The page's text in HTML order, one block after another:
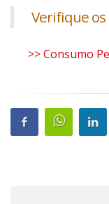
Verifique os
>> Consumo